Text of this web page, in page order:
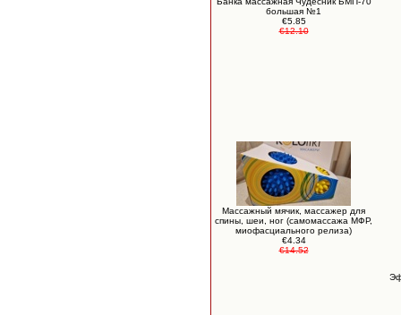
большая №1
€5.85
€12.10
Массажный мячик, массажер для
спины, шеи, ног (самомассажа МФР,
миофасциального релиза)
€4.34
€14.52